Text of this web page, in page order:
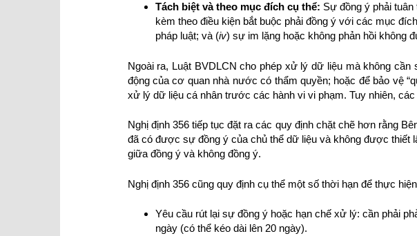
Tách biệt và theo mục đích cụ thể: Sự đồng ý phải
kèm theo điều kiện bắt buộc phải đồng ý với các mục
pháp luật; và (iv) sự im lặng hoặc không phản hồi không
Ngoài ra, Luật BVDLCN cho phép xử lý dữ liệu mà không
động của cơ quan nhà nước có thẩm quyền; hoặc để bảo vệ
xử lý dữ liệu cá nhân trước các hành vi vi phạm. Tuy nhiên,
Nghị định 356 tiếp tục đặt ra các quy định chặt chẽ hơn rằng
đã có được sự đồng ý của chủ thể dữ liệu và không được thiết
giữa đồng ý và không đồng ý.
Nghị định 356 cũng quy định cụ thể một số thời hạn để thực
Yêu cầu rút lại sự đồng ý hoặc hạn chế xử lý: cần phải
ngày (có thể kéo dài lên 20 ngày).